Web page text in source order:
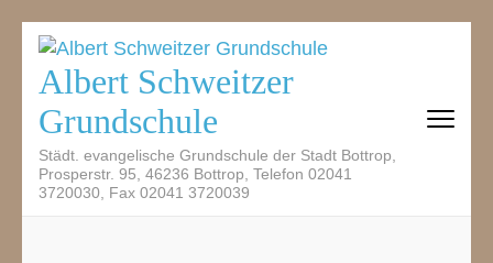
Zum
Inhalt
springen
(Eingabetaste
drücken)
Albert Schweitzer
Grundschule
Städt. evangelische Grundschule der Stadt Bottrop,
Prosperstr. 95, 46236 Bottrop, Telefon 02041
3720030, Fax 02041 3720039